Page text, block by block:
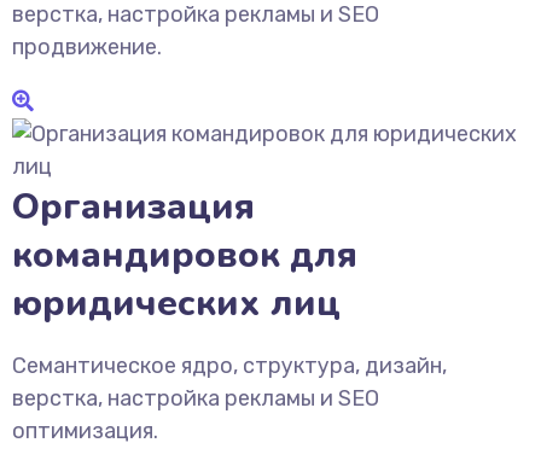
верстка, настройка рекламы и SEO
продвижение.
Организация
командировок для
юридических лиц
Семантическое ядро, структура, дизайн,
верстка, настройка рекламы и SEO
оптимизация.